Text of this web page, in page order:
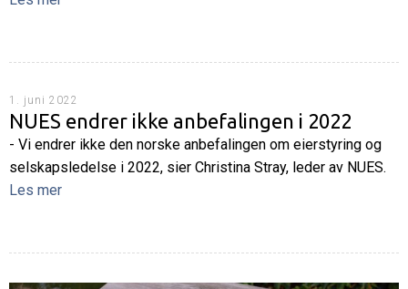
1. juni 2022
NUES endrer ikke anbefalingen i 2022
- Vi endrer ikke den norske anbefalingen om eierstyring og
selskapsledelse i 2022, sier Christina Stray, leder av NUES.
Les mer